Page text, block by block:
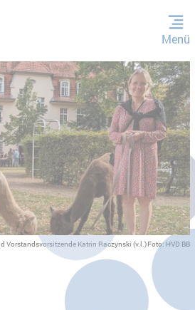
Menü
Vorstandsvorsitzende Katrin Raczynski (v.l.)Foto: HVD BB